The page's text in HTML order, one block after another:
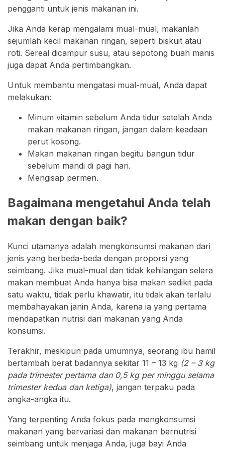
pengganti untuk jenis makanan ini.
Jika Anda kerap mengalami mual-mual, makanlah
sejumlah kecil makanan ringan, seperti biskuit atau
roti. Sereal dicampur susu, atau sepotong buah manis
juga dapat Anda pertimbangkan.
Untuk membantu mengatasi mual-mual, Anda dapat
melakukan:
Minum vitamin sebelum Anda tidur setelah Anda
makan makanan ringan, jangan dalam keadaan
perut kosong.
Makan makanan ringan begitu bangun tidur
sebelum mandi di pagi hari.
Mengisap permen.
Bagaimana mengetahui Anda telah
makan dengan baik?
Kunci utamanya adalah mengkonsumsi makanan dari
jenis yang berbeda-beda dengan proporsi yang
seimbang. Jika mual-mual dan tidak kehilangan selera
makan membuat Anda hanya bisa makan sedikit pada
satu waktu, tidak perlu khawatir, itu tidak akan terlalu
membahayakan janin Anda, karena ia yang pertama
mendapatkan nutrisi dari makanan yang Anda
konsumsi.
Terakhir, meskipun pada umumnya, seorang ibu hamil
bertambah berat badannya sekitar 11 – 13 kg (2 – 3 kg
pada trimester pertama dan 0,5 kg per minggu selama
trimester kedua dan ketiga), jangan terpaku pada
angka-angka itu.
Yang terpenting Anda fokus pada mengkonsumsi
makanan yang bervariasi dan makanan bernutrisi
seimbang untuk menjaga Anda, juga bayi Anda